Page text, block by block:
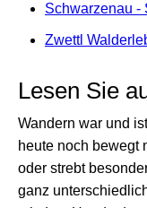
Schwarzenau -
Zwettl
Lesen Sie
Wandern war und
heute noch bewegt
oder strebt
ganz